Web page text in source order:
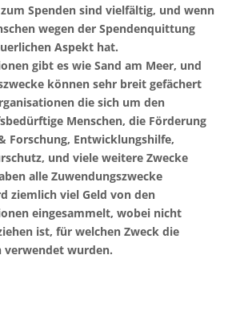
Spenden sind vielfältig, und wenn
wegen der Spendenquittung
Aspekt hat.
gibt es wie Sand am Meer, und
können sehr breit gefächert
die sich um den
Menschen, die Förderung
Forschung, Entwicklungshilfe,
und viele weitere Zwecke
alle Zuwendungszwecke
ziemlich viel Geld von den
eingesammelt, wobei nicht
ist, für welchen Zweck die
verwendet wurden.